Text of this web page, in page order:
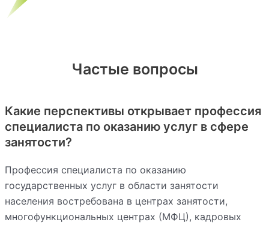
Частые вопросы
Какие перспективы открывает профессия
специалиста по оказанию услуг в сфере
занятости?
Профессия специалиста по оказанию
государственных услуг в области занятости
населения востребована в центрах занятости,
многофункциональных центрах (МФЦ), кадровых